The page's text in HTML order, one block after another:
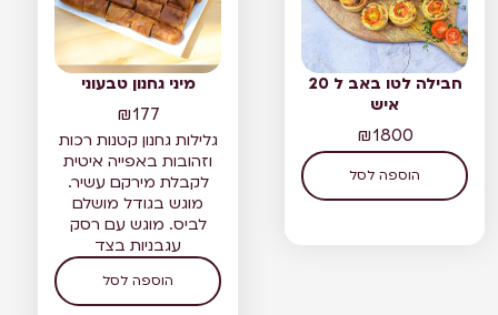
חבילה לטו באב ל 20
איש
₪1800
הוספה לסל
מיני גחנון טבעוני
₪177
גלילות גחנון קטנות רכות
וזהובות באפייה איטית
לקבלת מירקם עשיר.
מוגש בגודל מושלם
לביס. מוגש עם רסק
עגבניות בצד
הוספה לסל